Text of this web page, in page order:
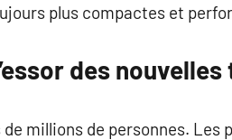
plus compactes et
des
millions de personnes.